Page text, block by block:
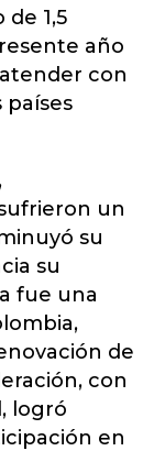
1,5
año
con
países
un
su
su
fue una
de
con
logró
en